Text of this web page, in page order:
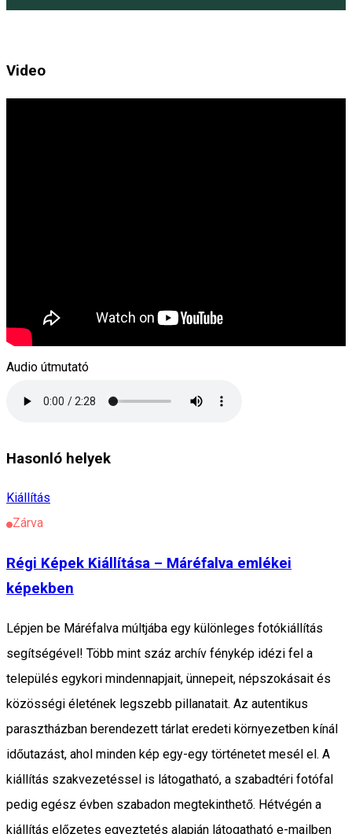
Video
Audio útmutató
Hasonló helyek
Kiállítás
Zárva
Régi Képek Kiállítása – Máréfalva emlékei
képekben
Lépjen be Máréfalva múltjába egy különleges fotókiállítás
segítségével! Több mint száz archív fénykép idézi fel a
település egykori mindennapjait, ünnepeit, népszokásait és
közösségi életének legszebb pillanatait. Az autentikus
parasztházban berendezett tárlat eredeti környezetben kínál
időutazást, ahol minden kép egy-egy történetet mesél el. A
kiállítás szakvezetéssel is látogatható, a szabadtéri fotófal
pedig egész évben szabadon megtekinthető. Hétvégén a
kiállítás előzetes egyeztetés alapján látogatható e-mailben